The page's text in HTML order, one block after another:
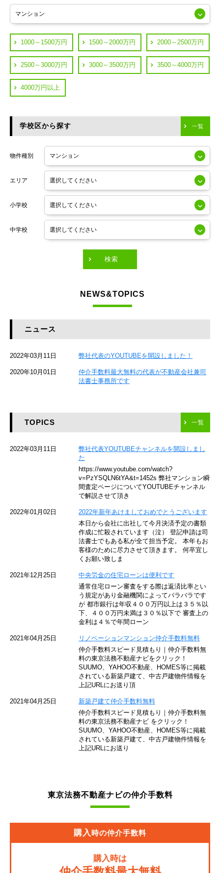
練馬区
葛飾区
横浜市鶴見区
横浜市神奈川区
川崎市川崎区
川崎市中原区
川崎市高津区
都営浅草線
JR中央線
JR中央・総武線
東京メトロ日比谷線
小田急線
東京メトロ半蔵門線
東京メトロ副都心線
東京メトロ有楽町線
JR総武本線
京成本線
東海道新幹線
東京メトロ東西線
京王井の頭線
JR湘南新宿ライン
京王京王線
東京臨海高速鉄道
東急世田谷線
JR南武線
1000～1500万円 1500～2000万円 2000～2500万円
2500～3000万円 3000～3500万円 3500～4000万円
4000万円以上
学校区から探す 一覧
物件種別
エリア
小学校
中学校
検索
NEWS&TOPICS
ニュース
2022年03月11日 弊社代表のYOUTUBEを開設しました！
2020年10月01日
仲介手数料最大無料の代表が不動産会社兼司
法書士事務所です
TOPICS 一覧
2022年03月11日
弊社代表YOUTUBEチャンネルを開設しまし
た
https://www.youtube.com/watch?
v=PzYSQLN6tYA&t=1452s 弊社マンション瞬
間査定ページについてYOUTUBEチャンネル
で解説させて頂き
2022年01月02日
2022年新年あけましておめでとうございます
本日から会社に出社して今月決済予定の書類
作成に忙殺されています（泣） 登記申請は司
法書士でもある私が全て担当予定。 本年もお
客様のために尽力させて頂きます。 何卒宜し
くお願い致しま
2021年12月25日
中央労金の住宅ローンは便利です
通常住宅ローン審査をする際は返済比率とい
う規定があり金融機関によってバラバラです
が 都市銀行は年収４００万円以上は３５％以
下、４００万円未満は３０％以下で 審査上の
金利は４％で年間ローン
2021年04月25日
リノベーションマンション仲介手数料無料
仲介手数料スピード見積もり｜仲介手数料無
料の東京法務不動産ナビをクリック！
SUUMO、YAHOO不動産、HOMES等に掲載
されている新築戸建て、中古戸建物件情報を
上記URLにお送り頂
2021年04月25日
新築戸建て仲介手数料無料
仲介手数料スピード見積もり｜仲介手数料無
料の東京法務不動産ナビ をクリック！
SUUMO、YAHOO不動産、HOMES等に掲載
されている新築戸建て、中古戸建物件情報を
上記URLにお送り
東京法務不動産ナビの仲介手数料
購入時の仲介手数料
購入時は